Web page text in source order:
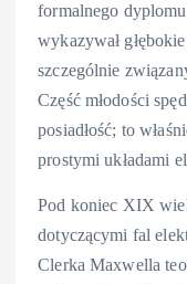
formalnego
wykazywał
szczególnie
Część młodości
posiadłość; to
prostymi układami
Pod koniec XIX
dotyczącymi fal
Clerka Maxwella